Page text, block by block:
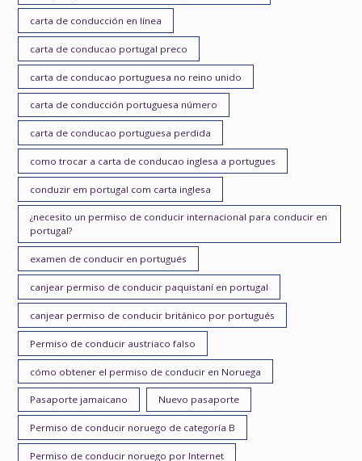
carta de conducción en línea
carta de conducao portugal preco
carta de conducao portuguesa no reino unido
carta de conducción portuguesa número
carta de conducao portuguesa perdida
como trocar a carta de conducao inglesa a portugues
conduzir em portugal com carta inglesa
¿necesito un permiso de conducir internacional para conducir en
portugal?
examen de conducir en portugués
canjear permiso de conducir paquistaní en portugal
canjear permiso de conducir británico por portugués
Permiso de conducir austriaco falso
cómo obtener el permiso de conducir en Noruega
Pasaporte jamaicano Nuevo pasaporte
Permiso de conducir noruego de categoría B
Permiso de conducir noruego por Internet